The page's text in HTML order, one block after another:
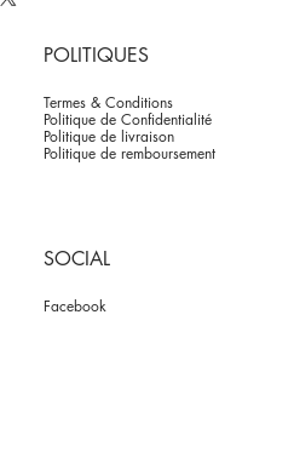
POLITIQUES
Termes & Conditions
Politique de Confidentialité
Politique de livraison
Politique de remboursement
SOCIAL
Facebook